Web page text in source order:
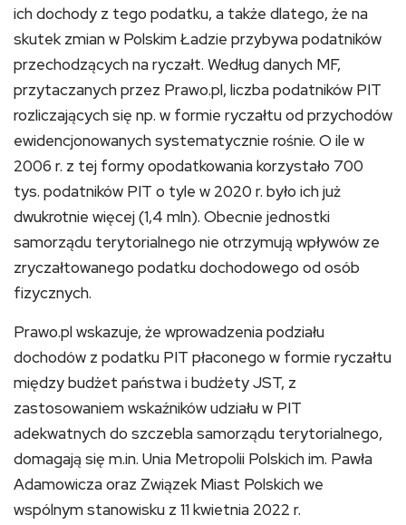
ich dochody z tego podatku, a także dlatego, że na
skutek zmian w Polskim Ładzie przybywa podatników
przechodzących na ryczałt. Według danych MF,
przytaczanych przez Prawo.pl, liczba podatników PIT
rozliczających się np. w formie ryczałtu od przychodów
ewidencjonowanych systematycznie rośnie. O ile w
2006 r. z tej formy opodatkowania korzystało 700
tys. podatników PIT o tyle w 2020 r. było ich już
dwukrotnie więcej (1,4 mln). Obecnie jednostki
samorządu terytorialnego nie otrzymują wpływów ze
zryczałtowanego podatku dochodowego od osób
fizycznych.
Prawo.pl wskazuje, że wprowadzenia podziału
dochodów z podatku PIT płaconego w formie ryczałtu
między budżet państwa i budżety JST, z
zastosowaniem wskaźników udziału w PIT
adekwatnych do szczebla samorządu terytorialnego,
domagają się m.in. Unia Metropolii Polskich im. Pawła
Adamowicza oraz Związek Miast Polskich we
wspólnym stanowisku z 11 kwietnia 2022 r.